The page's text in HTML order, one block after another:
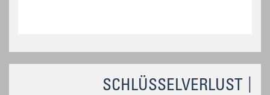
SCHLÜSSELVERLUST